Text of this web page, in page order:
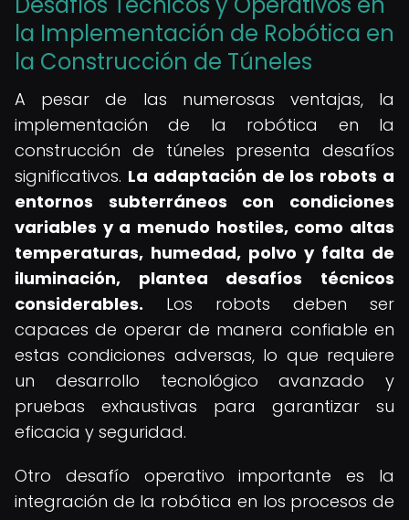
la Implementación de Robótica en
la Construcción de Túneles
A pesar de las numerosas ventajas, la
implementación de la robótica en la
construcción de túneles presenta desafíos
significativos. La adaptación de los robots a
entornos subterráneos con condiciones
variables y a menudo hostiles, como altas
temperaturas, humedad, polvo y falta de
iluminación, plantea desafíos técnicos
considerables. Los robots deben ser
capaces de operar de manera confiable en
estas condiciones adversas, lo que requiere
un desarrollo tecnológico avanzado y
pruebas exhaustivas para garantizar su
eficacia y seguridad.
Otro desafío operativo importante es la
integración de la robótica en los procesos de